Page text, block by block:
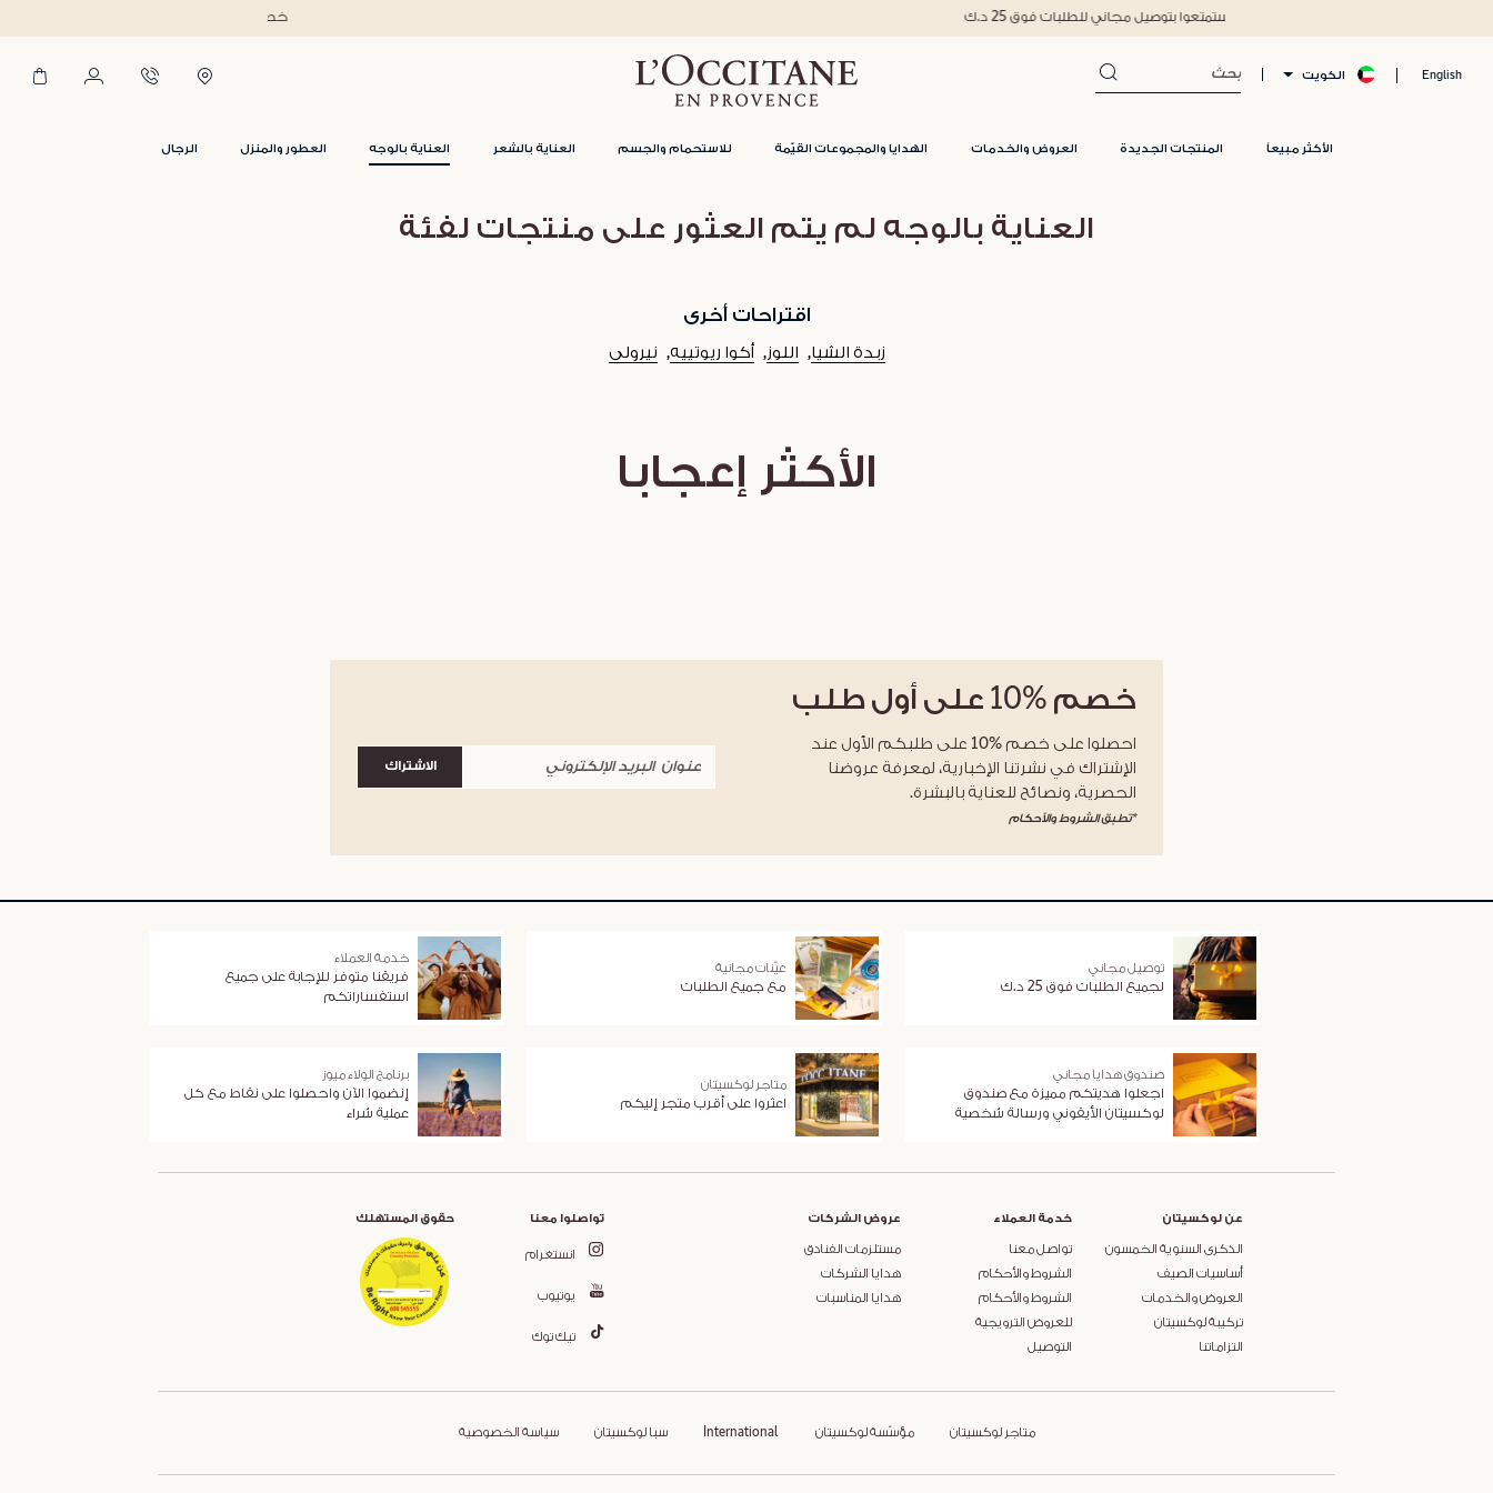
English الكويت
الأكثر مبيعاً المنتجات الجديدة العروض والخدمات الهدايا والمجموعات القيّمة للاستحمام والجسم العناية بالشعر العناية بالوجه العطور والمنزل الرجال
العناية بالوجه لم يتم العثور على منتجات لفئة
اقتراحات أخرى
زبدة الشيا اللوز أكوا ريوتييه نيرولي
الأكثر إعجابا
خصم %10 على أول طلب
احصلوا على خصم %10 على طلبكم الأول عند
الإشتراك في نشرتنا الإخبارية، لمعرفة عروضنا
الحصرية، ونصائح للعناية بالبشرة.
*تطبق الشروط والأحكام
الاشتراك
توصيل مجاني
لجميع الطلبات فوق 25 د.ك
عيّنات مجانية
مع جميع الطلبات
خدمة العملاء
فريقنا متوفر للإجابة على جميع
استفساراتكم
صندوق هدايا مجاني
اجعلوا هديتكم مميزة مع صندوق
لوكسيتان الأيقوني ورسالة شخصية
متاجر لوكسيتان
اعثروا على أقرب متجر إليكم
برنامج الولاء ميوز
إنضموا الآن واحصلوا على نقاط مع كل
عملية شراء
عن لوكسيتان
الذكرى السنوية الخمسون
أساسيات الصيف
العروض والخدمات
تركيبة لوكسيتان
التزاماتنا
خدمة العملاء
تواصل معنا
الشروط والأحكام
الشروط والأحكام
للعروض الترويجية
التوصيل
عروض الشركات
مستلزمات الفنادق
هدايا الشركات
هدايا المناسبات
تواصلوا معنا
انستغرام
يوتيوب
تيك توك
حقوق المستهلك
متاجر لوكسيتان مؤسّسة لوكسيتان International سبا لوكسيتان سياسة الخصوصية